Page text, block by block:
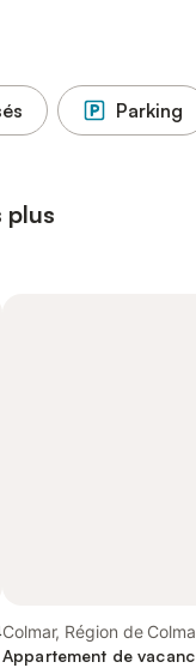
Parking
plus
Colmar, Région de
Appartement de